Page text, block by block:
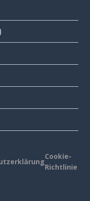
Cookie-
Richtlinie